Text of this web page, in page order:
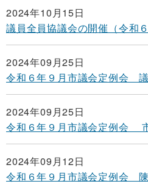
2024年10月15日
議員全員協議会の開催（令和
2024年09月25日
令和６年９月市議会定例会
2024年09月25日
令和６年９月市議会定例会
2024年09月12日
令和６年９月市議会定例会